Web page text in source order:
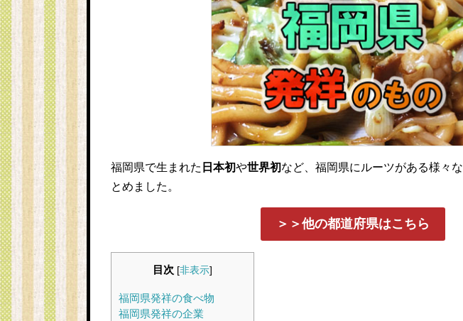
福岡県で生まれた 日本初や世界初など、福岡県にルーツがある様々な
とめました。
＞＞他の都道府県はこちら
目次 [非表示]
福岡県発祥の食べ物
福岡県発祥の企業